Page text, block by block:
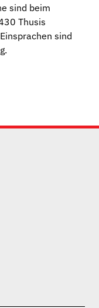
sind beim
Thusis
sind